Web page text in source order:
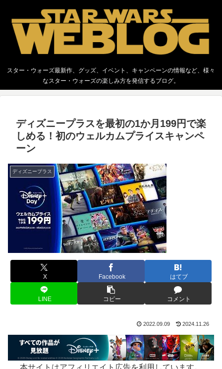
スター・ウォーズ最新作、グッズ、イベント、キャンペーンの情報など、様々
なスター・ウォーズの楽しみ方を発信するブログ。
ディズニープラスを最初の1か月199円で楽
しめる！初のウェルカムプライスキャンペ
ーン
ディズニープラス
X Facebook はてブ
LINE コピー コメント
2022.09.09 2024.11.26
本サイトはアフィリエイト広告を利用しています。